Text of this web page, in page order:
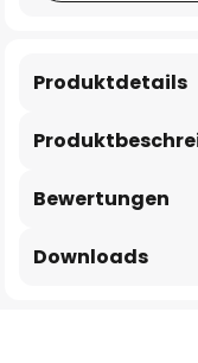
Produktdetails
Bewertungen
Downloads